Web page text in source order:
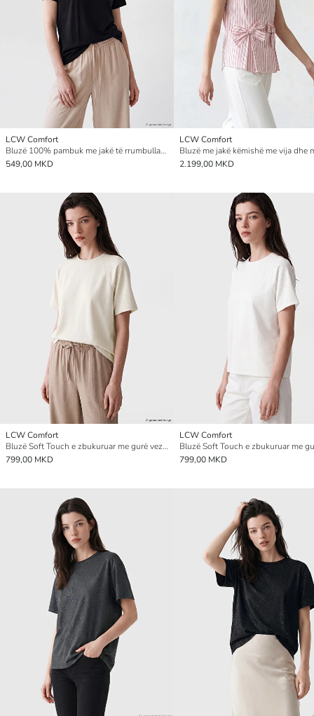
LCW Comfort
Bluzë 100% pambuk me jakë të rrumbullakët e zbukuruar me gurë vezullues
549,00 MKD
LCW Comfort
2.199,00 MKD
LCW Comfort
Bluzë Soft Touch e zbukuruar me gurë vezullues për gra
799,00 MKD
LCW Comfort
799,00 MKD